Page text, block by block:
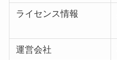
ライセンス情報
運営会社